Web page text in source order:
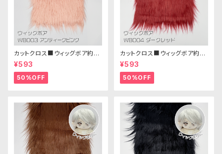
カットクロス■ウィッグボア約8c
m(アンティークピンク)WB003
ボア生地 25cm × 45cm
¥593
50%OFF
カットクロス■ウィッグボア約8c
m(ダークレッド)WB004ボア生
地 25cm × 45cm
¥593
50%OFF